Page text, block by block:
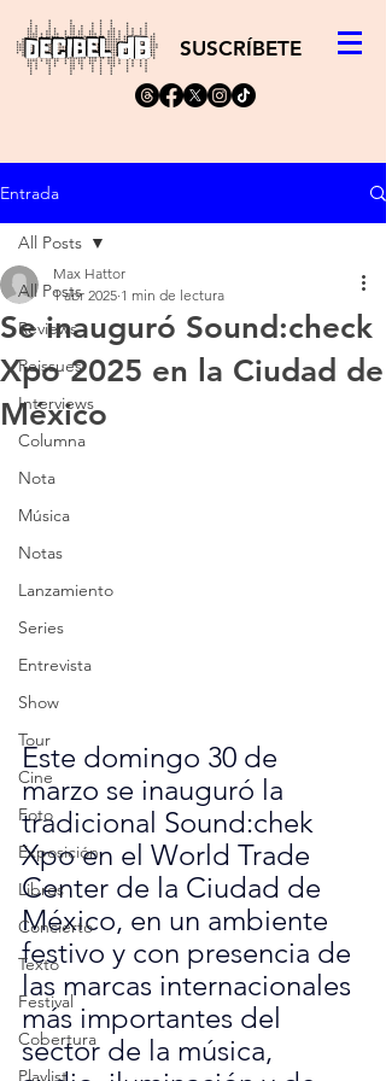
SUSCRÍBETE
Entrada
All Posts
Reviews
Reissues
Interviews
Columna
Nota
Música
Notas
Lanzamiento
Series
Entrevista
Show
Tour
Cine
Foto
Exposición
Libros
Concierto
Texto
Festival
Cobertura
Playlist
All Posts
Se inauguró Sound:check
Xpo 2025 en la Ciudad de
México
Max Hattor
1 abr 2025 1 min de lectura
Este domingo 30 de
marzo se inauguró la
tradicional Sound:chek
Xpo en el World Trade
Center de la Ciudad de
México, en un ambiente
festivo y con presencia de
las marcas internacionales
más importantes del
sector de la música,